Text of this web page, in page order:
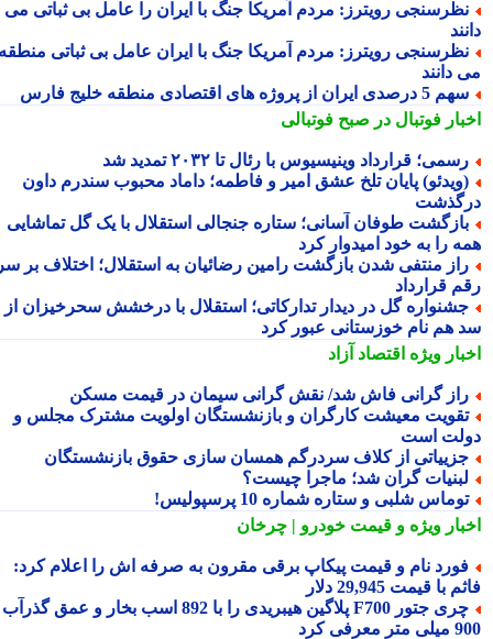
رویترز: مردم آمریکا جنگ با ایران را عامل بی ثباتی می
رویترز: مردم آمریکا جنگ با ایران عامل بی ثباتی منطقه
دانند
ایران از پروژه های اقتصادی منطقه خلیج فارس
فوتبال در صبح فوتبالی
قرارداد وینیسیوس با رئال تا ۲۰۳۲ تمدید شد
پایان تلخ عشق امیر و فاطمه؛ داماد محبوب سندرم داون
طوفان آسانی؛ ستاره جنجالی استقلال با یک گل تماشایی
را به خود امیدوار کرد
منتفی شدن بازگشت رامین رضائیان به استقلال؛ اختلاف بر سر
قرارداد
گل در دیدار تدارکاتی؛ استقلال با درخشش سحرخیزان از
هم نام خوزستانی عبور کرد
ویژهاقتصاد آزاد
گرانی فاش شد/ نقش گرانی سیمان در قیمت مسکن
معیشت کارگران و بازنشستگان اولویت مشترک مجلس و
است
از کلاف سردرگم همسان سازی حقوق بازنشستگان
گران شد؛ ماجرا چیست؟
شلبی و ستاره شماره 10 پرسپولیس!
ویژهو قیمت خودرو | چرخان
نام و قیمت پیکاپ برقی مقرون به صرفه اش را اعلام کرد:
با قیمت 29,945 دلار
چری جتور F700 پلاگین هیبریدی را با 892 اسب بخار و عمق گذرآب